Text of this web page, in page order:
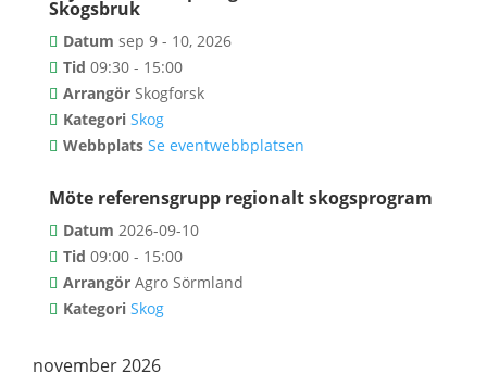
Skogsbruk
Datum sep 9 - 10, 2026
Tid 09:30 - 15:00
Arrangör Skogforsk
Kategori Skog
Webbplats Se eventwebbplatsen
Möte referensgrupp regionalt skogsprogram
Datum 2026-09-10
Tid 09:00 - 15:00
Arrangör Agro Sörmland
Kategori Skog
november 2026